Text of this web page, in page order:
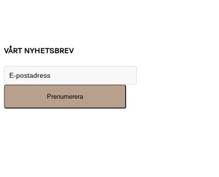
VÅRT NYHETSBREV